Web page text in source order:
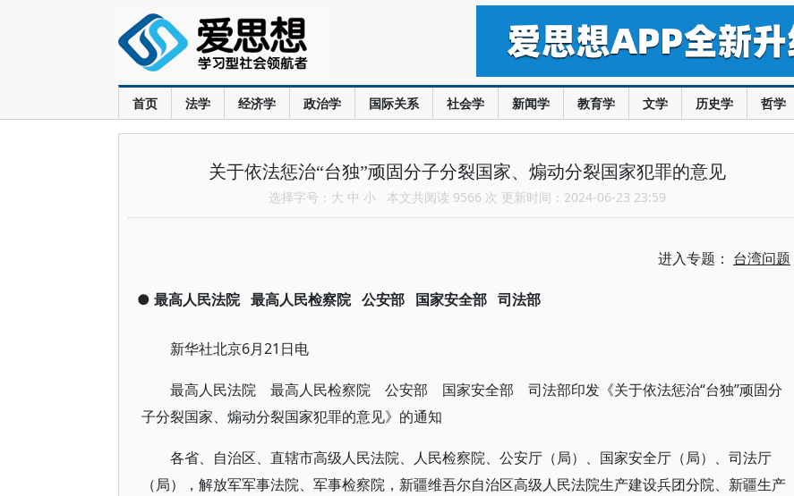
首页 法学 经济学 政治学 国际关系 社会学 新闻学 教育学 文学 历史学 哲学
关于依法惩治“台独”顽固分子分裂国家、煽动分裂国家犯罪的意见
选择字号： 大 中 小 本文共阅读 9566 次 更新时间：2024-06-23 23:59
进入专题： 台湾问题
● 最高人民法院 最高人民检察院 公安部 国家安全部 司法部
新华社北京6月21日电
最高人民法院 最高人民检察院 公安部 国家安全部 司法部印发《关于依法惩治“台独”顽固分
子分裂国家、煽动分裂国家犯罪的意见》的通知
各省、自治区、直辖市高级人民法院、人民检察院、公安厅（局）、国家安全厅（局）、司法厅
（局），解放军军事法院、军事检察院，新疆维吾尔自治区高级人民法院生产建设兵团分院、新疆生产